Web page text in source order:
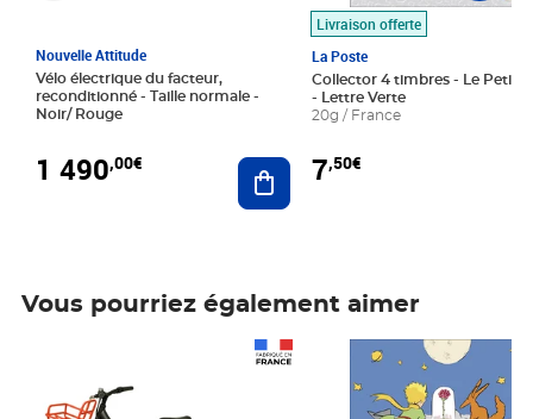
Nouvelle Attitude
Vélo électrique du facteur,
reconditionné - Taille normale -
Noir/ Rouge
1 490,00€ Ajouter au panier
Livraison offerte
La Poste
Collector 4 timbres - Le Petit
- Lettre Verte
20g / France
7,50€
Vous pourriez également aimer
Prix 7,50€